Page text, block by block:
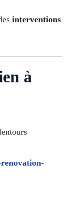
interventions
à